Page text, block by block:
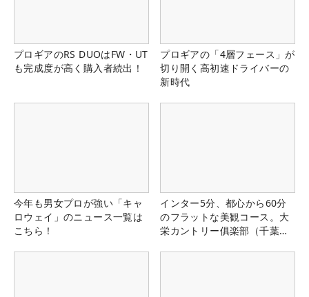
プロギアのRS DUOはFW・UT
も完成度が高く購入者続出！
プロギアの「4層フェース」が
切り開く高初速ドライバーの
新時代
今年も男女プロが強い「キャ
ロウェイ」のニュース一覧は
こちら！
インター5分、都心から60分
のフラットな美観コース。大
栄カントリー俱楽部（千葉